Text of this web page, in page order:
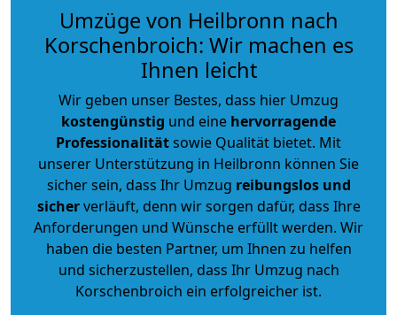
Umzüge von Heilbronn nach
Korschenbroich: Wir machen es
Ihnen leicht
Wir geben unser Bestes, dass hier Umzug
kostengünstig und eine hervorragende
Professionalitätsowie Qualität bietet. Mit
unserer Unterstützung in Heilbronn können Sie
sicher sein, dass Ihr Umzug reibungslos und
sicherverläuft, denn wir sorgen dafür, dass Ihre
Anforderungen und Wünsche erfüllt werden. Wir
haben die besten Partner, um Ihnen zu helfen
und sicherzustellen, dass Ihr Umzug nach
Korschenbroich ein erfolgreicher ist.